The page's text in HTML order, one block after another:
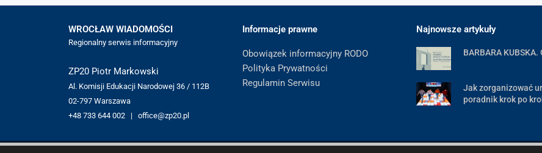
WROCŁAW WIADOMOŚCI
Regionalny serwis informacyjny
ZP20 Piotr Markowski
Al. Komisji Edukacji Narodowej 36 / 112B
02-797 Warszawa
+48 733 644 002 | office@zp20.pl
Informacje prawne
Obowiązek informacyjny RODO
Polityka Prywatności
Regulamin Serwisu
Najnowsze artykuły
BARBARA KUBSKA.
Jak zorganizować
poradnik krok po